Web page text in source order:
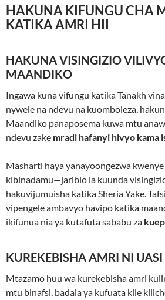
HAKUNA KIFUNGU CHA
KATIKA AMRI HII
HAKUNA VISINGIZIO
MAANDIKO
Ingawa kuna vifungu katika Tanakh
nywele na ndevu na kuomboleza,
Maandiko panaposema kuwa mtu
ndevu zake mradi hafanyi hivyo kama
Masharti haya yanayoongezwa
kibinadamu—jaribio la kuunda
hakuvijumuisha katika Sheria Yake.
vipengele ambavyo havipo katika
ikifunua nia ya kutafuta sababu za
KUREKEBISHA AMRI NI UASI
Mtazamo huu wa kurekebisha amri
mtu binafsi, badala ya kufuata kile